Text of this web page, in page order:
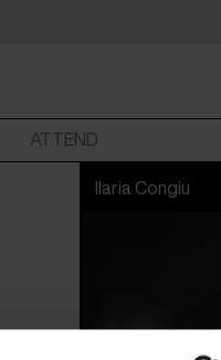
ATTEND
Ilaria Congiu